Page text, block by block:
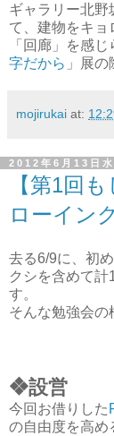
ギャラリー北野
て、建物をキョ
「回廊」を感
字だから 」展
mojirukai at:
2012年6月13日水
【第1回
ローイン
去る6/9に、初
クシを含めて計
す。
そんな勉強会の
❖設営
今回お借りした
の自由度を高め